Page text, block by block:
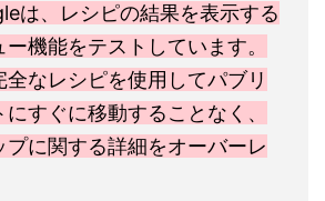
は、レシピの結果を表示する
機能をテストしています。
全なレシピを使用してパブリ
すぐに移動することなく、
プに関する詳細をオーバーレ